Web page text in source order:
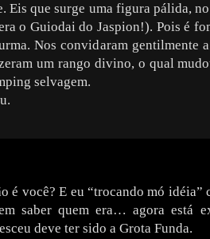
Eis que surge uma figura pálida,
o Guiodai do Jaspion!). Pois é
Nos convidaram gentilmente
um rango divino, o qual
selvagem.
é você? E eu “trocando mó idéia”
saber quem era… agora está
deve ter sido a Grota Funda.